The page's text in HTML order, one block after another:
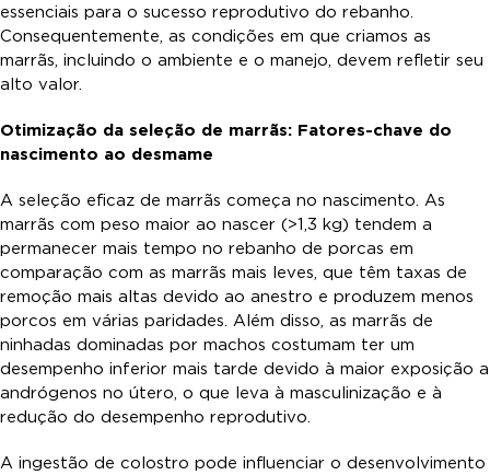
essenciais para o sucesso reprodutivo do rebanho.
Consequentemente, as condições em que criamos as
marrãs, incluindo o ambiente e o manejo, devem refletir seu
alto valor.
Otimização da seleção de marrãs: Fatores-chave do
nascimento ao desmame
A seleção eficaz de marrãs começa no nascimento. As
marrãs com peso maior ao nascer (>1,3 kg) tendem a
permanecer mais tempo no rebanho de porcas em
comparação com as marrãs mais leves, que têm taxas de
remoção mais altas devido ao anestro e produzem menos
porcos em várias paridades. Além disso, as marrãs de
ninhadas dominadas por machos costumam ter um
desempenho inferior mais tarde devido à maior exposição a
andrógenos no útero, o que leva à masculinização e à
redução do desempenho reprodutivo.
A ingestão de colostro pode influenciar o desenvolvimento